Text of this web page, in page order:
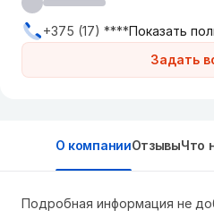
Задать
+375 (17) ****Показать
О компанииОтзывыЧто
Подробная информация не